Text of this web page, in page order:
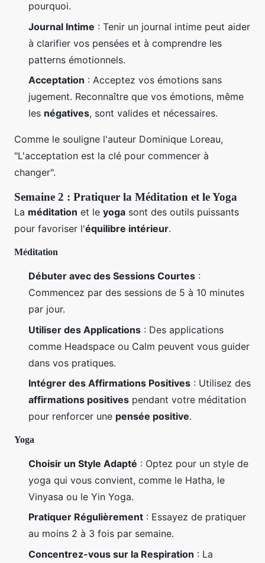
pourquoi.
Journal Intime : Tenir un journal intime peut aider
à clarifier vos pensées et à comprendre les
patterns émotionnels.
Acceptation : Acceptez vos émotions sans
jugement. Reconnaître que vos émotions, même
les négatives, sont valides et nécessaires.
Comme le souligne l'auteur Dominique Loreau,
"L'acceptation est la clé pour commencer à
changer".
Semaine 2 : Pratiquer la Méditation et le Yoga
La méditation et le yoga sont des outils puissants
pour favoriser l'équilibre intérieur.
Méditation
Débuter avec des Sessions Courtes :
Commencez par des sessions de 5 à 10 minutes
par jour.
Utiliser des Applications : Des applications
comme Headspace ou Calm peuvent vous guider
dans vos pratiques.
Intégrer des Affirmations Positives : Utilisez des
affirmations positives pendant votre méditation
pour renforcer une pensée positive.
Yoga
Choisir un Style Adapté : Optez pour un style de
yoga qui vous convient, comme le Hatha, le
Vinyasa ou le Yin Yoga.
Pratiquer Régulièrement : Essayez de pratiquer
au moins 2 à 3 fois par semaine.
Concentrez-vous sur la Respiration : La